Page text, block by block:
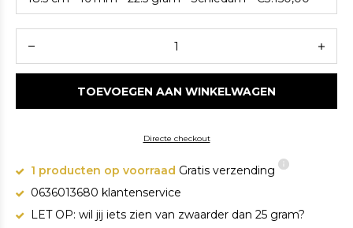
TOEVOEGEN AAN WINKELWAGEN
Directe checkout
1 producten op voorraad Gratis verzending
0636013680 klantenservice
LET OP: wil jij iets zien van zwaarder dan 25 gram?